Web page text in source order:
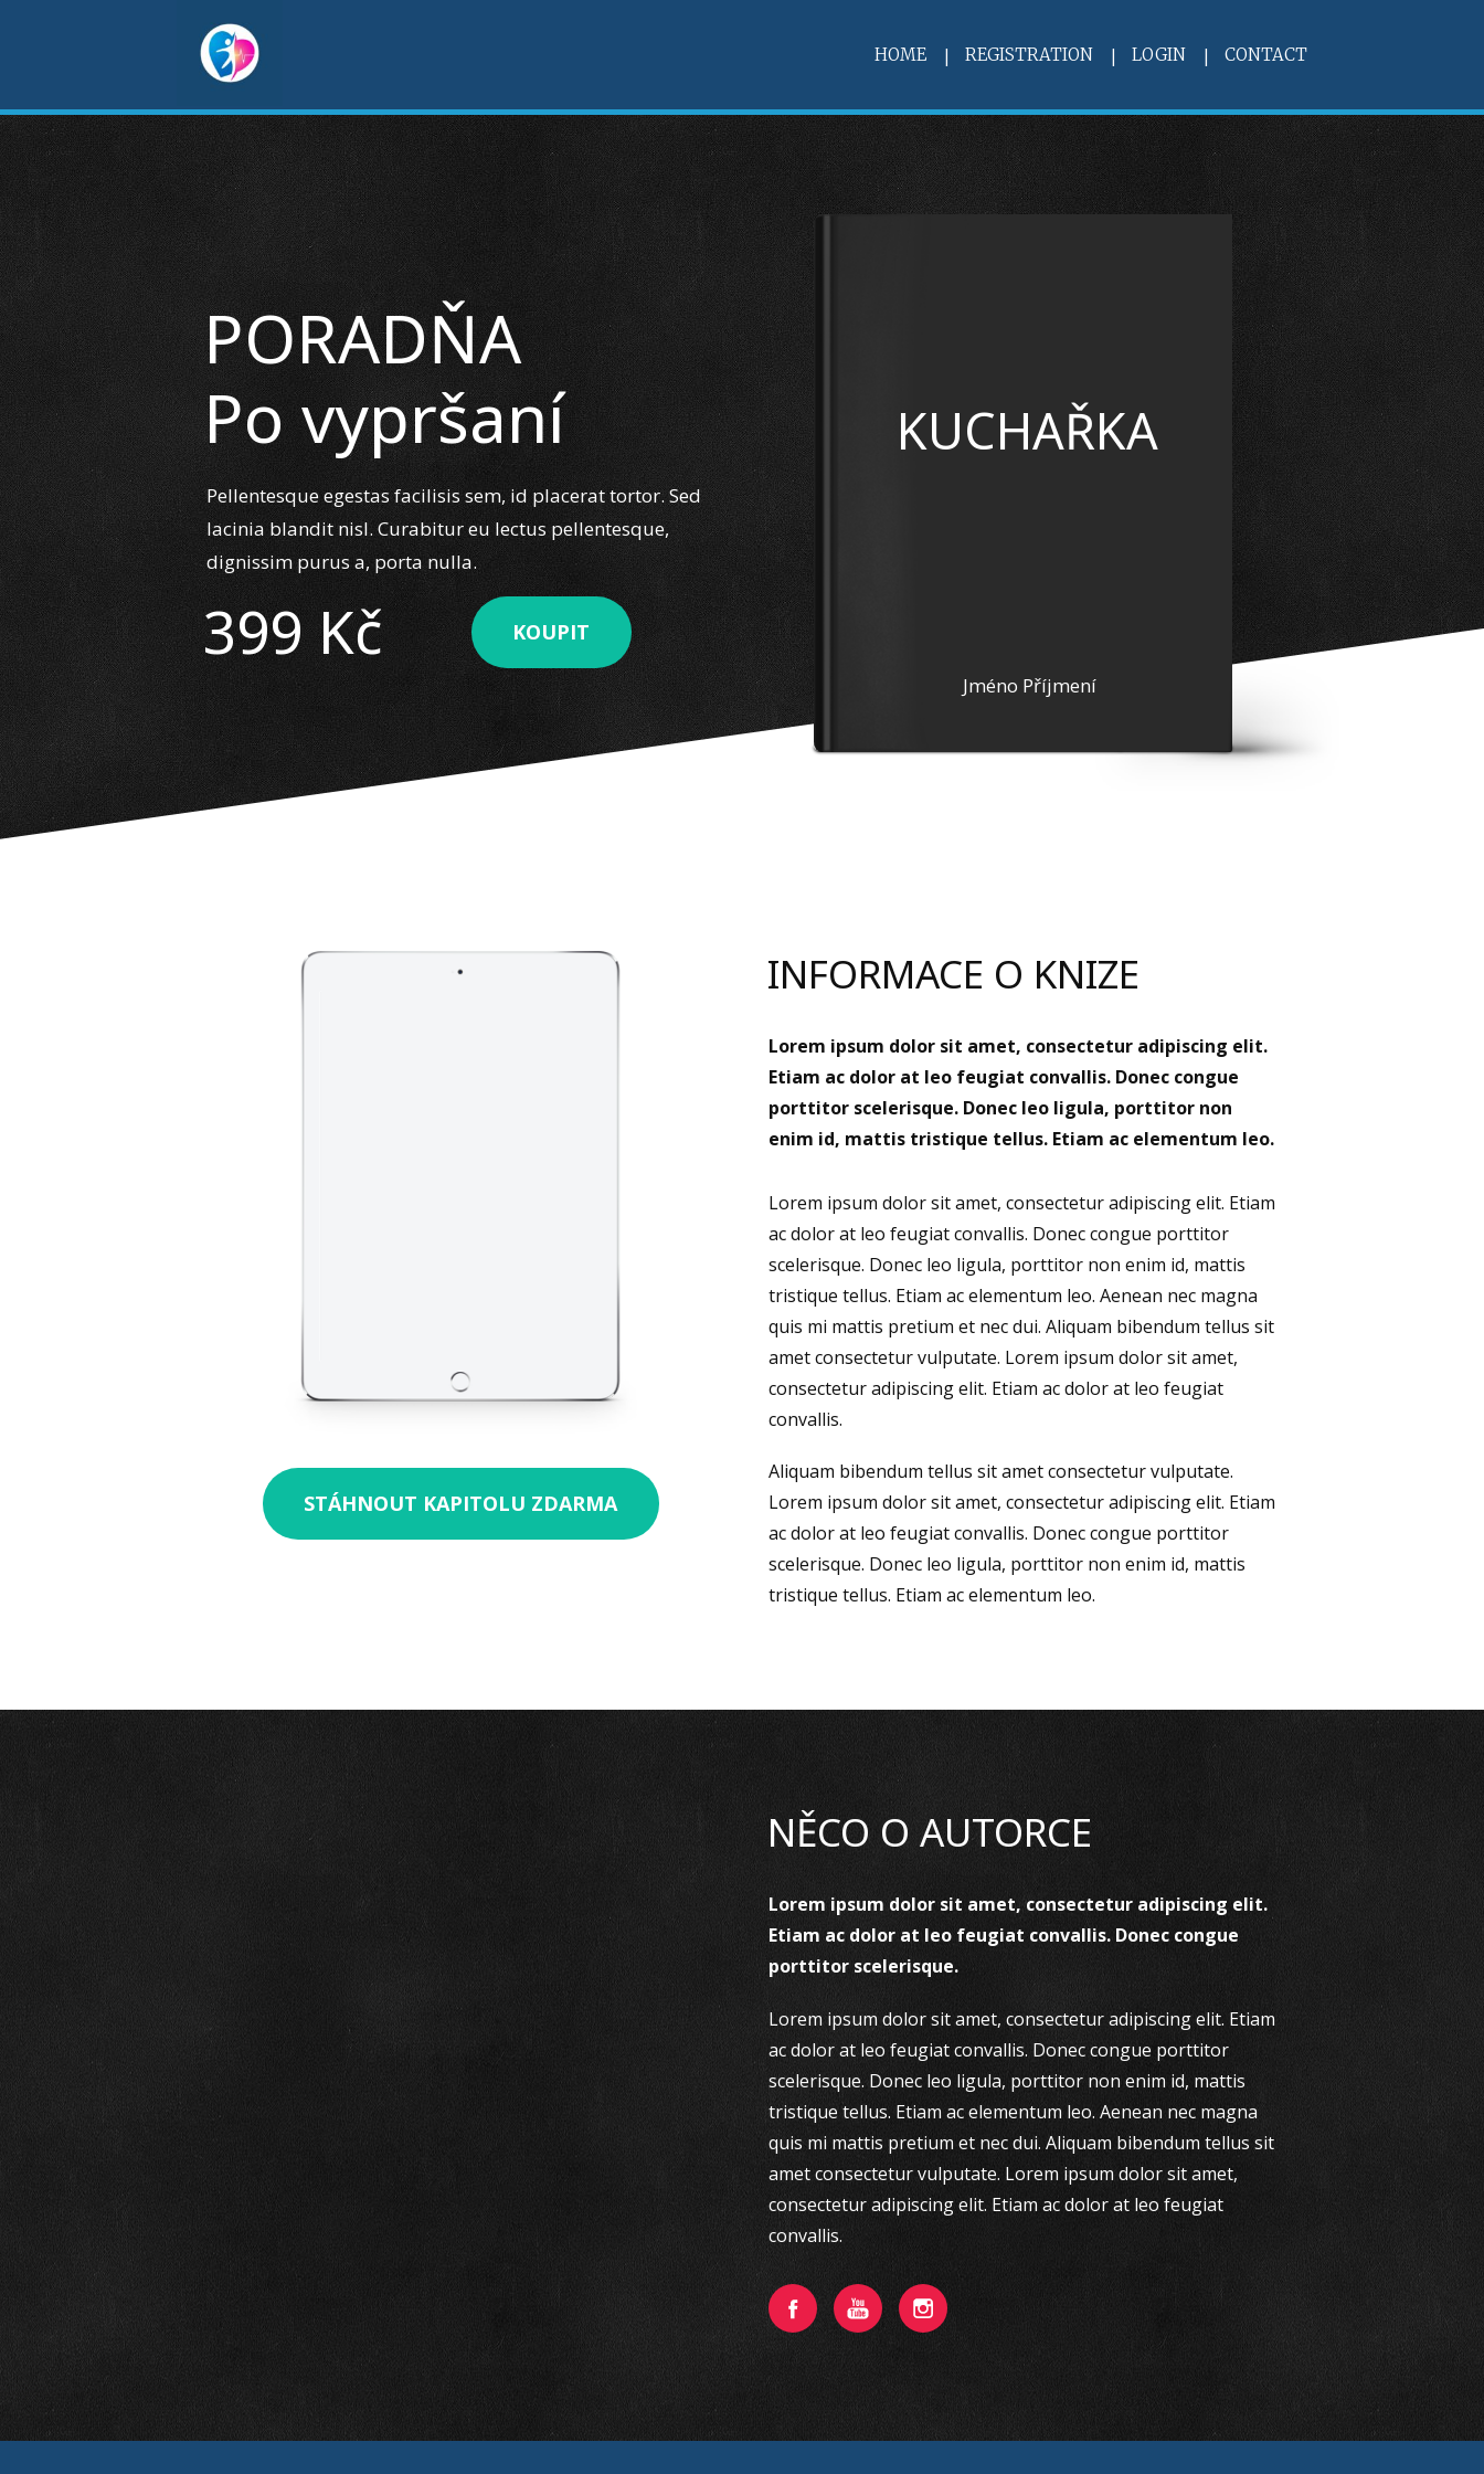
HOME REGISTRATION LOGIN CONTACT
PORADŇA
Po vypršaní
Pellentesque egestas facilisis sem, id placerat tortor. Sed
lacinia blandit nisl. Curabitur eu lectus pellentesque,
dignissim purus a, porta nulla.
399 Kč KOUPIT
KUCHAŘKA
Jméno Příjmení
STÁHNOUT KAPITOLU ZDARMA
INFORMACE O KNIZE
Lorem ipsum dolor sit amet, consectetur adipiscing elit.
Etiam ac dolor at leo feugiat convallis. Donec congue
porttitor scelerisque. Donec leo ligula, porttitor non
enim id, mattis tristique tellus. Etiam ac elementum leo.
Lorem ipsum dolor sit amet, consectetur adipiscing elit. Etiam
ac dolor at leo feugiat convallis. Donec congue porttitor
scelerisque. Donec leo ligula, porttitor non enim id, mattis
tristique tellus. Etiam ac elementum leo. Aenean nec magna
quis mi mattis pretium et nec dui. Aliquam bibendum tellus sit
amet consectetur vulputate. Lorem ipsum dolor sit amet,
consectetur adipiscing elit. Etiam ac dolor at leo feugiat
convallis.
Aliquam bibendum tellus sit amet consectetur vulputate.
Lorem ipsum dolor sit amet, consectetur adipiscing elit. Etiam
ac dolor at leo feugiat convallis. Donec congue porttitor
scelerisque. Donec leo ligula, porttitor non enim id, mattis
tristique tellus. Etiam ac elementum leo.
NĚCO O AUTORCE
Lorem ipsum dolor sit amet, consectetur adipiscing elit.
Etiam ac dolor at leo feugiat convallis. Donec congue
porttitor scelerisque.
Lorem ipsum dolor sit amet, consectetur adipiscing elit. Etiam
ac dolor at leo feugiat convallis. Donec congue porttitor
scelerisque. Donec leo ligula, porttitor non enim id, mattis
tristique tellus. Etiam ac elementum leo. Aenean nec magna
quis mi mattis pretium et nec dui. Aliquam bibendum tellus sit
amet consectetur vulputate. Lorem ipsum dolor sit amet,
consectetur adipiscing elit. Etiam ac dolor at leo feugiat
convallis.